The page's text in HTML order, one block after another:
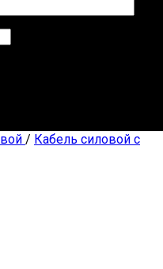
/ Кабель силовой с